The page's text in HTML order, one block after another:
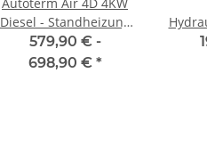
Diesel - Standheizung
(ehem. Planar 44D)
579,90 € -
698,90 € *
4,